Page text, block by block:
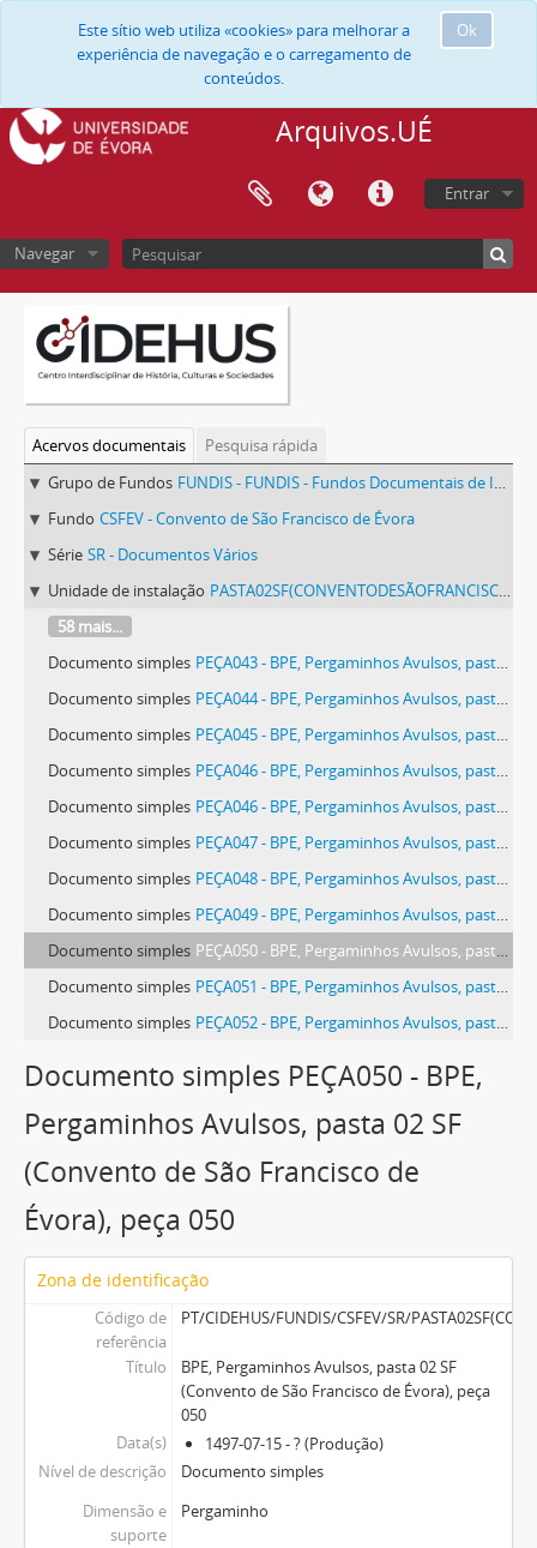
Ok
Este sítio web utiliza «cookies» para melhorar a
experiência de navegação e o carregamento de
conteúdos.
Arquivos.UÉ
Entrar
Navegar
Acervos documentais
Pesquisa rápida
Grupo de Fundos FUNDIS - FUNDIS - Fundos Documentais de Instituições do Sul
Fundo CSFEV - Convento de São Francisco de Évora
Série SR - Documentos Vários
Unidade de instalação PASTA02SF(CONVENTODESÃOFRANCISCODEÉVORA) - Pergaminhos Avulsos, pasta 02 SF (Convento de São Francisco de Évora).
58 mais...
Documento simples PEÇA043 - BPE, Pergaminhos Avulsos, pasta 02 SF (Convento de São Francisco de Évora), peça 043
Documento simples PEÇA044 - BPE, Pergaminhos Avulsos, pasta 02 SF (Convento de São Francisco de Évora), peça 044
Documento simples PEÇA045 - BPE, Pergaminhos Avulsos, pasta 02 SF (Convento de São Francisco de Évora), peça 045
Documento simples PEÇA046 - BPE, Pergaminhos Avulsos, pasta 02 SF (Convento de São Francisco de Évora), peça 046
Documento simples PEÇA046 - BPE, Pergaminhos Avulsos, pasta 02 SF (Convento de São Francisco de Évora), peça 046
Documento simples PEÇA047 - BPE, Pergaminhos Avulsos, pasta 02 SF (Convento de São Francisco de Évora), peça 047
Documento simples PEÇA048 - BPE, Pergaminhos Avulsos, pasta 02 SF (Convento de São Francisco de Évora), peça 048
Documento simples PEÇA049 - BPE, Pergaminhos Avulsos, pasta 02 SF (Convento de São Francisco de Évora), peça 049
Documento simples PEÇA050 - BPE, Pergaminhos Avulsos, pasta 02 SF (Convento de São Francisco de Évora), peça 050
Documento simples PEÇA051 - BPE, Pergaminhos Avulsos, pasta 02 SF (Convento de São Francisco de Évora), peça 051
Documento simples PEÇA052 - BPE, Pergaminhos Avulsos, pasta 02 SF (Convento de São Francisco de Évora), peça 052
PEÇA054 - BPE, Pergaminhos Avulsos, pasta 02 SF (Convento de São Francisco de Évora), peça 054
4 mais...
Documento simples PEÇA050 - BPE,
Pergaminhos Avulsos, pasta 02 SF
(Convento de São Francisco de
Évora), peça 050
Zona de identificação
Código de
referência
PT/CIDEHUS/FUNDIS/CSFEV/SR/
Título
BPE, Pergaminhos Avulsos, pasta 02 SF
(Convento de São Francisco de Évora), peça
050
Data(s)
1497-07-15 - ? (Produção)
Nível de descrição
Documento simples
Dimensão e
suporte
Pergaminho